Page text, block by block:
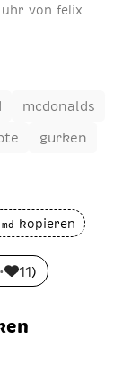
uhr von felix
mcdonalds
gurken
kopieren
• 11)